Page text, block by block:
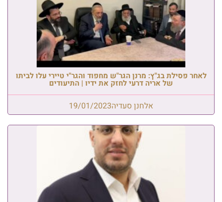
לאחר פסילת בג"ץ: מרנן הגר"ש מחפוד והגר"י טיירי עלו לביתו
של אריה דרעי לחזק את ידיו | התיעודים
אלחנן סעדיה19/01/2023